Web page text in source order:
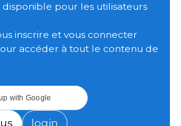
de moisson fait partie des
destinées à assurer la
protéger les cultures et
à privilégier les travaux de
et en fin de journée, lorsque les
plus favorables. Cette organisation
pour les utilisateurs
inscrire et vous connecter
accéder à tout le contenu de
with Google
login